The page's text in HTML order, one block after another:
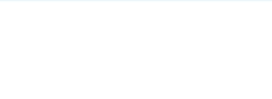
Impressum
Gebrauchshinweise